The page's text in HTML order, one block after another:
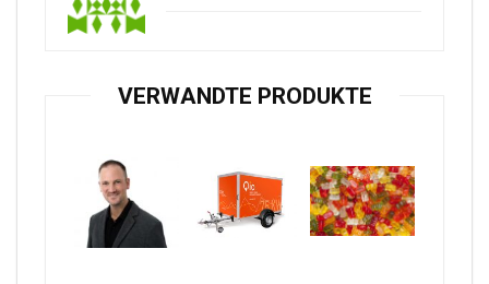
VERWANDTE PRODUKTE